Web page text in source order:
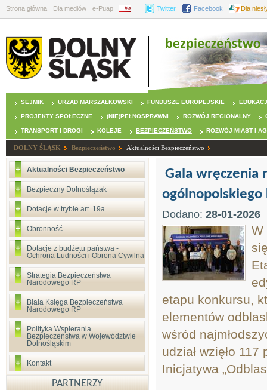
Strona główna Dla mediów e-Puap BIP Twitter Facebook Dla
SEJMIK URZĄD MARSZAŁKOWSKI FUNDUSZE EUROPEJSKIE
PROJEKTY SPOŁECZNE (NIE)PEŁNOSPRAWNI ROZWÓJ REGIONALNY
TRANSPORT I DROGI KOLEJE BEZPIECZEŃSTWO ROZWÓJ MIAST I
DOLNY ŚLĄSK Bezpieczeństwo Aktualności Bezpieczeństwo
Aktualności Bezpieczeństwo
Bezpieczny Dolnoślązak
Dotacje w trybie art. 19a
Obronność
Dotacje z budżetu państwa -
Ochrona Ludności i Obrona Cywilna
Strategia Bezpieczeństwa
Narodowego RP
Biała Księga Bezpieczeństwa
Narodowego RP
Polityka Wspierania
Bezpieczeństwa w Województwie
Dolnośląskim
Kontakt
PARTNERZY
Gala wręczenia
ogólnopolskiego
Dodano: 28-01-2026
W
etapu konkursu,
elementów
wśród
udział wzięło
Inicjatywa